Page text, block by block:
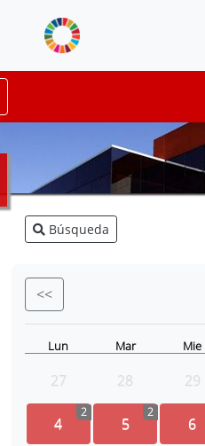
Búsqueda
<<
Lun Mar Mie
27 28 29
4
2
5
2
6